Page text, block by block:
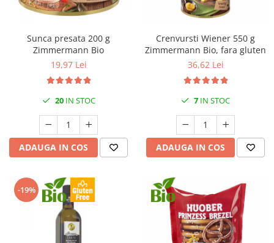
Sunca presata 200 g
Zimmermann Bio
19,97 Lei
20IN STOC
ADAUGA IN COS
Crenvursti Wiener 550 g
Zimmermann Bio, fara gluten
36,62 Lei
7 IN STOC
ADAUGA IN COS
-19%